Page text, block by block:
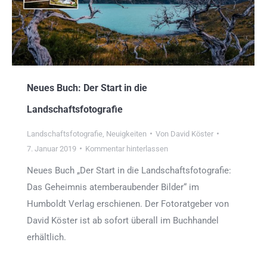
Neues Buch: Der Start in die
Landschaftsfotografie
Landschaftsfotografie Neuigkeiten Von David Köster
7. Januar 2019
Kommentar hinterlassen
Neues Buch „Der Start in die Landschaftsfotografie:
Das Geheimnis atemberaubender Bilder“ im
Humboldt Verlag erschienen. Der Fotoratgeber von
David Köster ist ab sofort überall im Buchhandel
erhältlich.